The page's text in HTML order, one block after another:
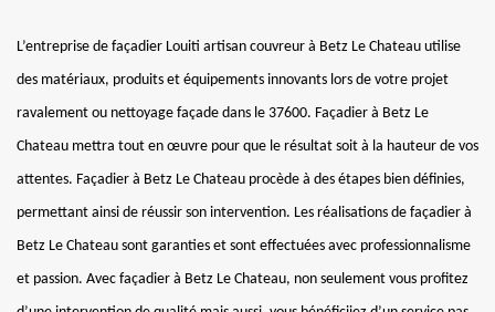
L’entreprise de façadier Louiti artisan couvreur à Betz Le Chateau utilise
des matériaux, produits et équipements innovants lors de votre projet
ravalement ou nettoyage façade dans le 37600. Façadier à Betz Le
Chateau mettra tout en œuvre pour que le résultat soit à la hauteur de vos
attentes. Façadier à Betz Le Chateau procède à des étapes bien définies,
permettant ainsi de réussir son intervention. Les réalisations de façadier à
Betz Le Chateau sont garanties et sont effectuées avec professionnalisme
et passion. Avec façadier à Betz Le Chateau, non seulement vous profitez